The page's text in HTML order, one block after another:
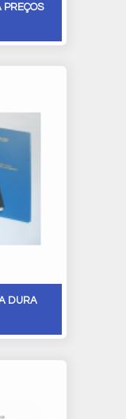
PREÇOS
DURA